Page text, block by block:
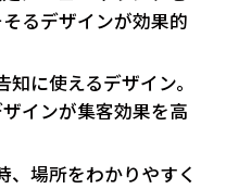
るデザインが効果的
に使えるデザイン。
インが集客効果を高
、場所をわかりやすく